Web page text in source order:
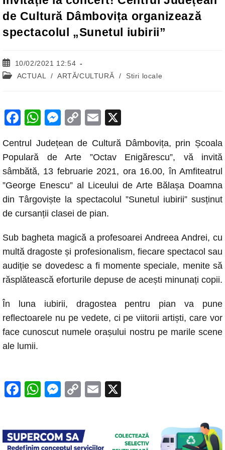
de Cultură Dâmbovița organizează
spectacolul „Sunetul iubirii”
Post
published:
10/02/2021 12:54
Post ACTUAL / ARTĂ/CULTURĂ / Stiri locale
F
c
e
b
o
o
k
W
at
s
A
p
p
M
ss
e
n
g
er
C
p
y
Li
n
k
E
ail
Centrul Județean de Cultură Dâmbovița, prin Școala
Populară de Arte ”Octav Enigărescu”, vă invită
sâmbătă, 13 februarie 2021, ora 16.00, în Amfiteatrul
”George Enescu” al Liceului de Arte Bălașa Doamna
din Târgoviște la spectacolul ”Sunetul iubirii” susținut
de cursanții clasei de pian.
Sub bagheta magică a profesoarei Andreea Andrei, cu
multă dragoste și profesionalism, fiecare spectacol sau
audiție se dovedesc a fi momente speciale, menite să
răsplătească eforturile depuse de acești minunați copii.
În luna iubirii, dragostea pentru pian va pune
reflectoarele nu pe vedete, ci pe viitorii artiști, care vor
face cunoscut numele orașului nostru pe marile scene
ale lumii.
F
e
W
s
M
e
C
y
E